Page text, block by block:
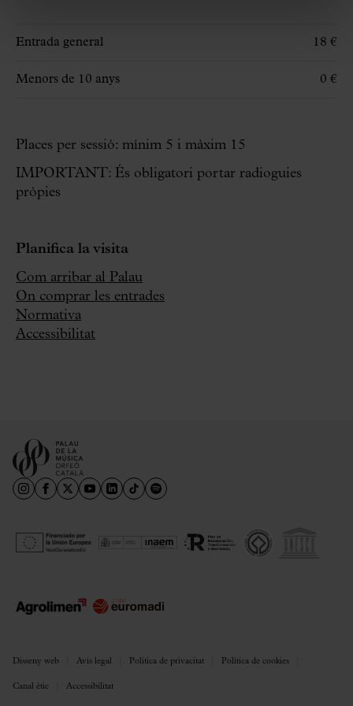
Entrada general 18 €
Menors de 10 anys 0 €
Places per sessió: mínim 5 i màxim 15
IMPORTANT: És obligatori portar radioguies
pròpies
Planifica la visita
Com arribar al Palau
On comprar les entrades
Normativa
Accessibilitat
Disseny web Avís legal Política de privacitat Política de cookies
Canal ètic Accessibilitat